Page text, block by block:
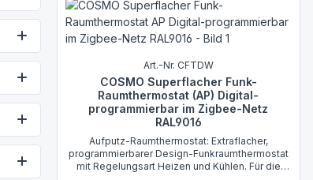
Art.-Nr. CFTDW
COSMO Superflacher Funk-
Raumthermostat (AP) Digital-
programmierbar im Zigbee-Netz
RAL9016
Aufputz-Raumthermostat: Extraflacher,
programmierbarer Design-Funkraumthermostat
mit Regelungsart Heizen und Kühlen. Für die